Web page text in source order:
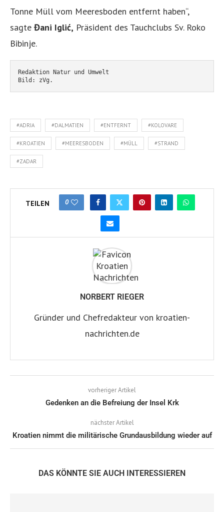
Tonne Müll vom Meeresboden entfernt haben“,
sagte Đani Iglić, Präsident des Tauchclubs Sv. Roko
Bibinje.
Redaktion Natur und Umwelt
Bild: zVg.
#ADRIA #DALMATIEN #ENTFERNT #KOLOVARE
#KROATIEN #MEERESBODEN #MÜLL #STRAND
#ZADAR
TEILEN 0
NORBERT RIEGER
Gründer und Chefredakteur von kroatien-
nachrichten.de
vorheriger Artikel
Gedenken an die Befreiung der Insel Krk
nächster Artikel
Kroatien nimmt die militärische Grundausbildung wieder auf
DAS KÖNNTE SIE AUCH INTERESSIEREN